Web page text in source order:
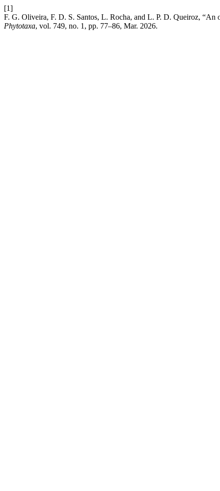
[1]
F. G. Oliveira, F. D. S. Santos, L. Rocha, and L. P. D. Queiroz, “An
Phytotaxa, vol. 749, no. 1, pp. 77–86, Mar. 2026.